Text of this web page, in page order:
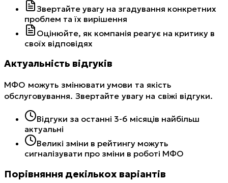
Звертайте увагу на згадування конкретних
проблем та їх вирішення
Оцінюйте, як компанія реагує на критику в
своїх відповідях
Актуальність відгуків
МФО можуть змінювати умови та якість
обслуговування. Звертайте увагу на свіжі відгуки.
Відгуки за останні 3-6 місяців найбільш
актуальні
Великі зміни в рейтингу можуть
сигналізувати про зміни в роботі МФО
Порівняння декількох варіантів